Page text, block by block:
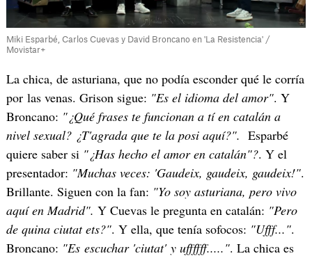
Miki Esparbé, Carlos Cuevas y David Broncano en 'La Resistencia' /
Movistar+
La chica, de asturiana, que no podía esconder qué le corría
por las venas. Grison sigue: "Es el idioma del amor". Y
Broncano: "¿Qué frases te funcionan a tí en catalán a
nivel sexual? ¿T'agrada que te la posi aquí?". Esparbé
quiere saber si "¿Has hecho el amor en catalán"?. Y el
presentador: "Muchas veces: 'Gaudeix, gaudeix, gaudeix!".
Brillante. Siguen con la fan: "Yo soy asturiana, pero vivo
aquí en Madrid". Y Cuevas le pregunta en catalán: "Pero
de quina ciutat ets?". Y ella, que tenía sofocos: "Ufff...".
Broncano: "Es escuchar 'ciutat' y uffffff.....". La chica es